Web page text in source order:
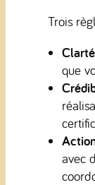
Trois
Clarté
que
avec